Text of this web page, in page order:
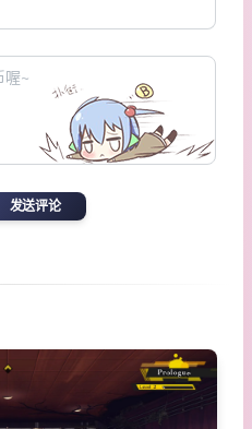
发送评论